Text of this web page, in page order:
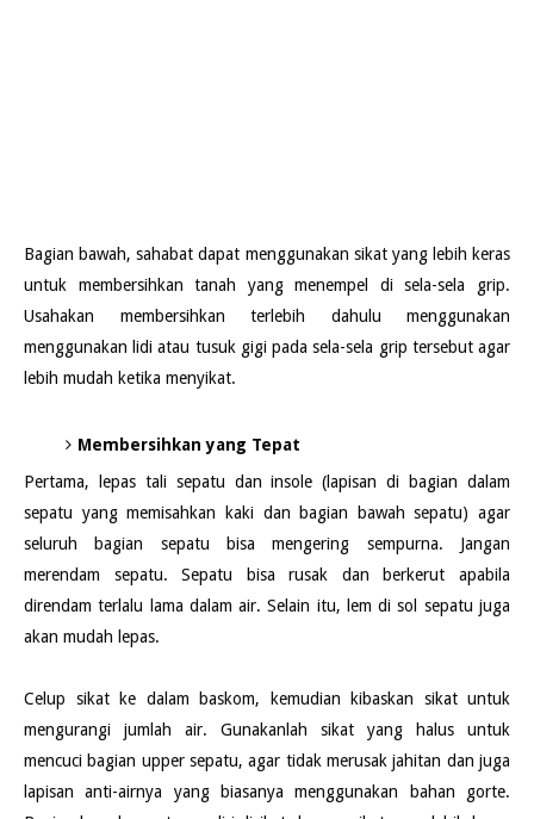
Bagian bawah, sahabat dapat menggunakan sikat yang lebih keras
untuk membersihkan tanah yang menempel di sela-sela grip.
Usahakan membersihkan terlebih dahulu menggunakan
menggunakan lidi atau tusuk gigi pada sela-sela grip tersebut agar
lebih mudah ketika menyikat.
Membersihkan yang Tepat
Pertama, lepas tali sepatu dan insole (lapisan di bagian dalam
sepatu yang memisahkan kaki dan bagian bawah sepatu) agar
seluruh bagian sepatu bisa mengering sempurna. Jangan
merendam sepatu. Sepatu bisa rusak dan berkerut apabila
direndam terlalu lama dalam air. Selain itu, lem di sol sepatu juga
akan mudah lepas.
Celup sikat ke dalam baskom, kemudian kibaskan sikat untuk
mengurangi jumlah air. Gunakanlah sikat yang halus untuk
mencuci bagian upper sepatu, agar tidak merusak jahitan dan juga
lapisan anti-airnya yang biasanya menggunakan bahan gorte.